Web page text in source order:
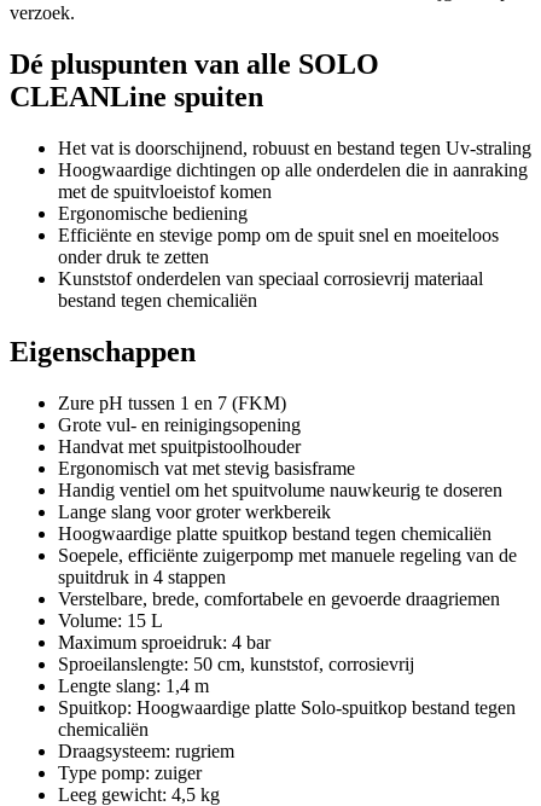
verzoek.
Dé pluspunten van alle SOLO
CLEANLine spuiten
Het vat is doorschijnend, robuust en bestand tegen Uv-straling
Hoogwaardige dichtingen op alle onderdelen die in aanraking
met de spuitvloeistof komen
Ergonomische bediening
Efficiënte en stevige pomp om de spuit snel en moeiteloos
onder druk te zetten
Kunststof onderdelen van speciaal corrosievrij materiaal
bestand tegen chemicaliën
Eigenschappen
Zure pH tussen 1 en 7 (FKM)
Grote vul- en reinigingsopening
Handvat met spuitpistoolhouder
Ergonomisch vat met stevig basisframe
Handig ventiel om het spuitvolume nauwkeurig te doseren
Lange slang voor groter werkbereik
Hoogwaardige platte spuitkop bestand tegen chemicaliën
Soepele, efficiënte zuigerpomp met manuele regeling van de
spuitdruk in 4 stappen
Verstelbare, brede, comfortabele en gevoerde draagriemen
Volume: 15 L
Maximum sproeidruk: 4 bar
Sproeilanslengte: 50 cm, kunststof, corrosievrij
Lengte slang: 1,4 m
Spuitkop: Hoogwaardige platte Solo-spuitkop bestand tegen
chemicaliën
Draagsysteem: rugriem
Type pomp: zuiger
Leeg gewicht: 4,5 kg